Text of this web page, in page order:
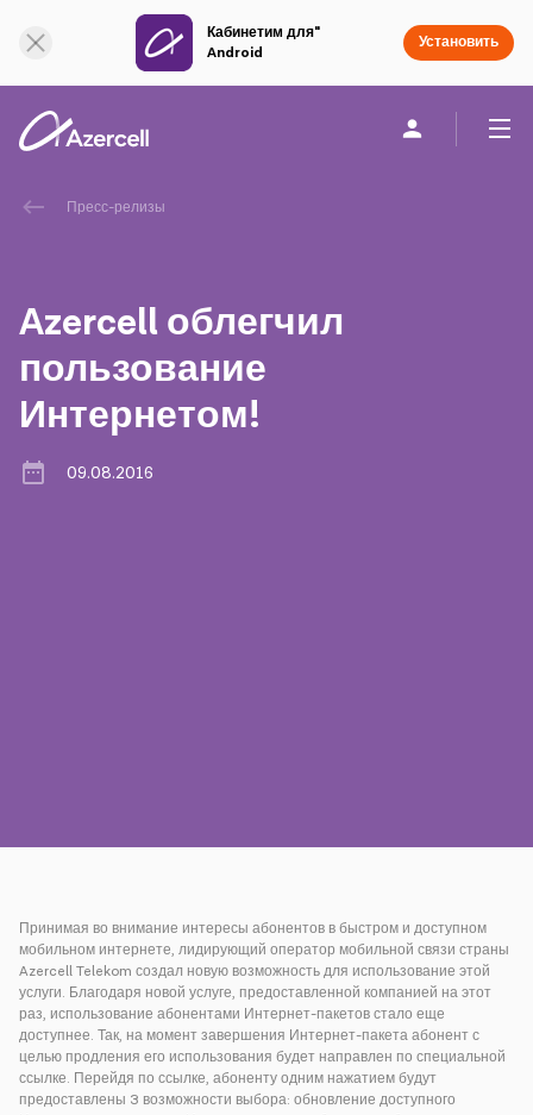
Кабинетим для"
Android
Установить
Частным клиентам
Устойчивое развитие
Карьера
Пресс-релизы
Azercell облегчил
пользование
Интернетом!
09.08.2016
Принимая во внимание интересы абонентов в быстром и доступном
мобильном интернете, лидирующий оператор мобильной связи страны
Azercell Telekom создал новую возможность для использование этой
услуги. Благодаря новой услуге, предоставленной компанией на этот
раз, использование абонентами Интернет-пакетов стало еще
доступнее. Так, на момент завершения Интернет-пакета абонент с
целью продления его использования будет направлен по специальной
ссылке. Перейдя по ссылке, абоненту одним нажатием будут
предоставлены 3 возможности выбора: обновление доступного
Онлайн поддержка